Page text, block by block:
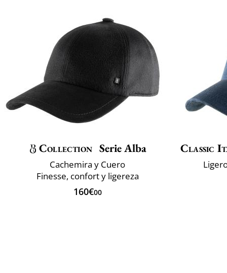
Collection Serie Alba
Cachemira y Cuero
Finesse, confort y ligereza
160€00
Classic